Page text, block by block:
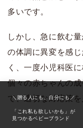
多いです。
しかし、急に飲む
の体調に異変を感
く、一度小児科医
個々の赤ちゃんの
で、適切な対応策
＼贈る人にも、自分にも／
「これ私も欲しいかも」が